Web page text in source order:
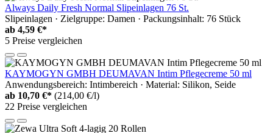
Always Daily Fresh Normal Slipeinlagen 76 St.
Slipeinlagen · Zielgruppe: Damen · Packungsinhalt: 76 Stück
ab 4,59 €*
5 Preise vergleichen
KAYMOGYN GMBH DEUMAVAN Intim Pflegecreme 50 ml
Anwendungsbereich: Intimbereich · Material: Silikon, Seide
ab 10,70 €* (214,00 €/l)
22 Preise vergleichen